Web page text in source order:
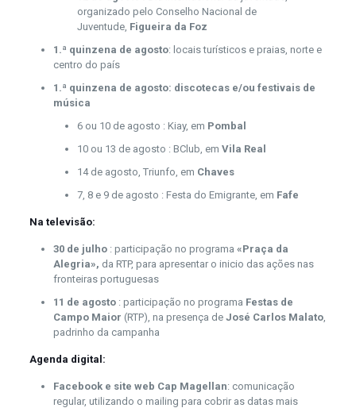
organizado pelo Conselho Nacional de
Juventude, Figueira da Foz
1.ª quinzena de agosto: locais turísticos e praias, norte e
centro do país
1.ª quinzena de agosto: discotecas e/ou festivais de
música
6 ou 10 de agosto : Kiay, em Pombal
10 ou 13 de agosto : BClub, em Vila Real
14 de agosto, Triunfo, em Chaves
7, 8 e 9 de agosto : Festa do Emigrante, em Fafe
Na televisão:
30 de julho : participação no programa «Praça da
Alegria», da RTP, para apresentar o inicio das ações nas
fronteiras portuguesas
11 de agosto: participação no programa Festas de
Campo Maior (RTP), na presença de José Carlos Malato,
padrinho da campanha
Agenda digital:
Facebook e site web Cap Magellan: comunicação
regular, utilizando o mailing para cobrir as datas mais